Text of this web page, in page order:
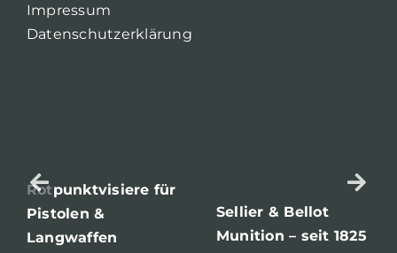
Impressum
Datenschutzerklärung
Rotpunktvisiere für
Pistolen &
Langwaffen
Sellier & Bellot
Munition – seit 1825